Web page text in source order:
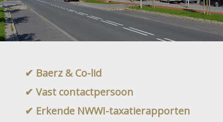
✔ Baerz & Co-lid
✔ Vast contactpersoon
✔ Erkende NWWI-taxatierapporten